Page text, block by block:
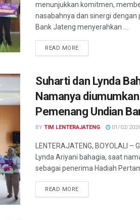
menunjukkan komitmen,
nasabahnya dan sinergi dengan
Bank Jateng menyerahkan ...
READ MOREDETAILS
Suharti dan Lynda
Namanya
Pemenang Undian
BY TIM LENTERAJATENG 01/02/
LENTERAJATENG, BOYOLALI
Lynda Ariyani bahagia, saat
sebagai penerima Hadiah
READ MOREDETAILS